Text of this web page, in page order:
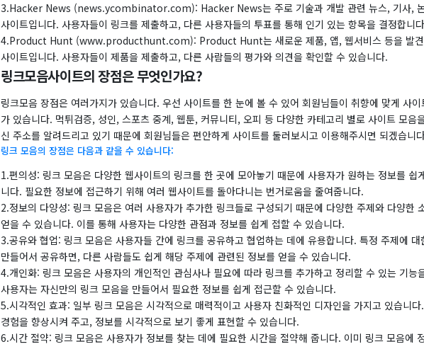
3.Hacker News (news.ycombinator.com): Hacker News는 주로 기술과 개발 관련 뉴스, 기사,
사이트입니다. 사용자들이 링크를 제출하고, 다른 사용자들의 투표를 통해 인기 있는 항목을 결정합니
4.Product Hunt (www.producthunt.com): Product Hunt는 새로운 제품, 앱, 웹서비스 등을 발견
사이트입니다. 사용자들이 제품을 제출하고, 다른 사람들의 평가와 의견을 확인할 수 있습니다.
링크모음사이트의 장점은 무엇인가요?
링크모음 장점은 여러가지가 있습니다. 우선 사이트를 한 눈에 볼 수 있어 회원님들이 취향에 맞게 사
가 있습니다. 먹튀검증, 성인, 스포츠 중계, 웹툰, 커뮤니티, 오피 등 다양한 카테고리 별로 사이트 모음
신 주소를 알려드리고 있기 때문에 회원님들은 편안하게 사이트를 둘러보시고 이용해주시면 되겠습니
링크 모음의 장점은 다음과 같을 수 있습니다:
1.편의성: 링크 모음은 다양한 웹사이트의 링크를 한 곳에 모아놓기 때문에 사용자가 원하는 정보를 쉽
니다. 필요한 정보에 접근하기 위해 여러 웹사이트를 돌아다니는 번거로움을 줄여줍니다.
2.정보의 다양성: 링크 모음은 여러 사용자가 추가한 링크들로 구성되기 때문에 다양한 주제와 다양한
얻을 수 있습니다. 이를 통해 사용자는 다양한 관점과 정보를 쉽게 접할 수 있습니다.
3.공유와 협업: 링크 모음은 사용자들 간에 링크를 공유하고 협업하는 데에 유용합니다. 특정 주제에
만들어서 공유하면, 다른 사람들도 쉽게 해당 주제에 관련된 정보를 얻을 수 있습니다.
4.개인화: 링크 모음은 사용자의 개인적인 관심사나 필요에 따라 링크를 추가하고 정리할 수 있는 기능
사용자는 자신만의 링크 모음을 만들어서 필요한 정보를 쉽게 접근할 수 있습니다.
5.시각적인 효과: 일부 링크 모음은 시각적으로 매력적이고 사용자 친화적인 디자인을 가지고 있습니
경험을 향상시켜 주고, 정보를 시각적으로 보기 좋게 표현할 수 있습니다.
6.시간 절약: 링크 모음은 사용자가 정보를 찾는 데에 필요한 시간을 절약해 줍니다. 이미 링크 모음에